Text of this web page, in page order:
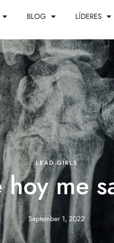
BLOG LÍDERES
LEAD GIRLS
me
September 1, 2022